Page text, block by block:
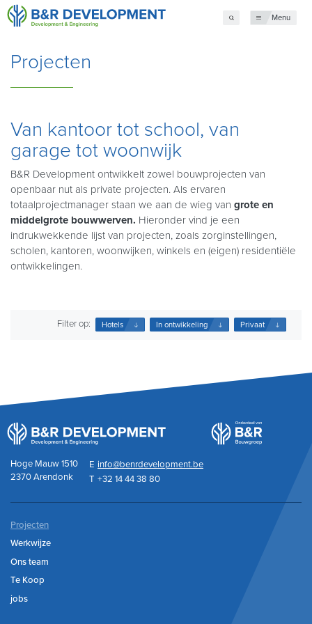
Menu
Projecten
Van kantoor tot school, van
garage tot woonwijk
B&R Development ontwikkelt zowel bouwprojecten van
openbaar nut als private projecten. Als ervaren
totaalprojectmanager staan we aan de wieg van grote en
middelgrote bouwwerven. Hieronder vind je een
indrukwekkende lijst van projecten, zoals zorginstellingen,
scholen, kantoren, woonwijken, winkels en (eigen) residentiële
ontwikkelingen.
Filter op: Hotels In ontwikkeling Privaat
Hoge Mauw 1510
2370 Arendonk
E info@benrdevelopment.be
T +32 14 44 38 80
Projecten
Werkwijze
Ons team
Te Koop
jobs